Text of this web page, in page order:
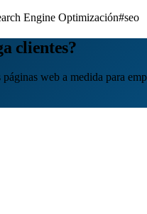
Engine Optimización#seo
clientes?
web a medida para